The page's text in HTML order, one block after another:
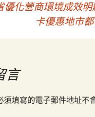
優化營商環境成效明
卡優惠地市
言
須填寫的電子郵件地址不